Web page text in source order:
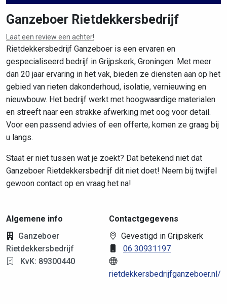
Leaflet |©OpenStreetMap
Ganzeboer Rietdekkersbedrijf
Laat een review een achter!
Rietdekkersbedrijf Ganzeboer is een ervaren en
gespecialiseerd bedrijf in Grijpskerk, Groningen. Met meer
dan 20 jaar ervaring in het vak, bieden ze diensten aan op het
gebied van rieten dakonderhoud, isolatie, vernieuwing en
nieuwbouw. Het bedrijf werkt met hoogwaardige materialen
en streeft naar een strakke afwerking met oog voor detail.
Voor een passend advies of een offerte, komen ze graag bij
u langs.
Staat er niet tussen wat je zoekt? Dat betekend niet dat
Ganzeboer Rietdekkersbedrijf dit niet doet! Neem bij twijfel
gewoon contact op en vraag het na!
Algemene info
Ganzeboer
Rietdekkersbedrijf
KvK: 89300440
Contactgegevens
Gevestigd in Grijpskerk
06 30931197
rietdekkersbedrijfganzeboer.nl/